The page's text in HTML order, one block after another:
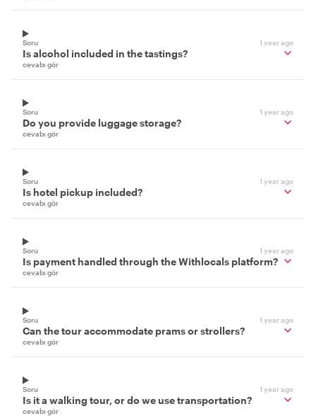
Soru 1 year ago
Is alcohol included in the tastings?
cevabı gör
Soru 1 year ago
Do you provide luggage storage?
cevabı gör
Soru 1 year ago
Is hotel pickup included?
cevabı gör
Soru 1 year ago
Is payment handled through the Withlocals platform?
cevabı gör
Soru 1 year ago
Can the tour accommodate prams or strollers?
cevabı gör
Soru 1 year ago
Is it a walking tour, or do we use transportation?
cevabı gör